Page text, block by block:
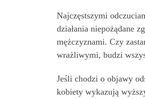
Najczęstszymi
działania niepożądane
mężczyznami. Czy
wrażliwymi, budzi
Jeśli chodzi o objawy
kobiety wykazują